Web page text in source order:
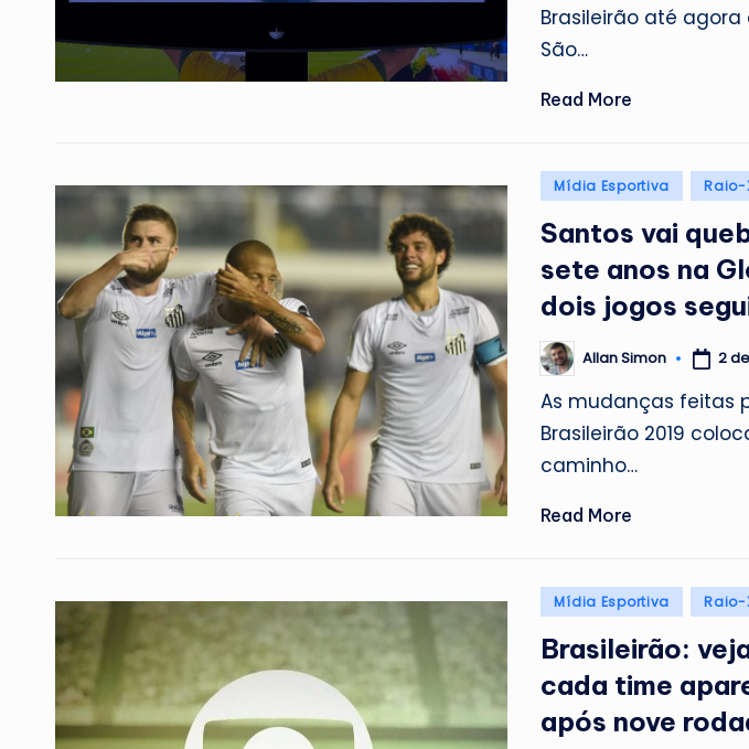
Brasileirão até
São…
Read More
Posted
Mídia Esportiva Raio-
Santos vai
sete anos na
dois jogos
Posted
by
Allan Simon 2
As mudanças feitas
Brasileirão 2019
caminho…
Read More
Posted
Mídia Esportiva Raio-
Brasileirão:
cada time
após nove